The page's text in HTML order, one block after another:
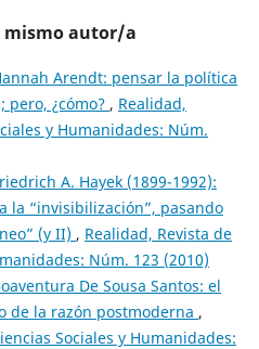
mismo autor/a
Arendt: pensar la política
pero, ¿cómo? , Realidad,
y Humanidades: Núm.
A. Hayek (1899-1992):
la “invisibilización”, pasando
(y II) , Realidad, Revista de
Núm. 123 (2010)
De Sousa Santos: el
de la razón postmoderna ,
Sociales y Humanidades: